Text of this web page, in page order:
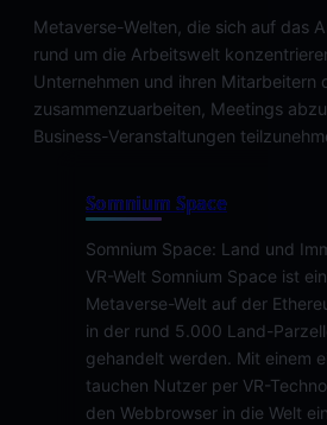
Metaverse-Welten, die sich auf das
rund um die Arbeitswelt
Unternehmen und ihren Mitarbeitern
zusammenzuarbeiten, Meetings
Business-Veranstaltungen
Somnium Space
Somnium Space: Land und
VR-Welt Somnium Space ist
Metaverse-Welt auf der
in der rund 5.000 Land-
gehandelt werden. Mit einem
tauchen Nutzer per VR-
den Webbrowser in die Welt